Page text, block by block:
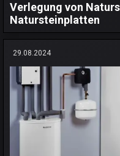
Verlegung von
Natursteinplatten
29.08.2024